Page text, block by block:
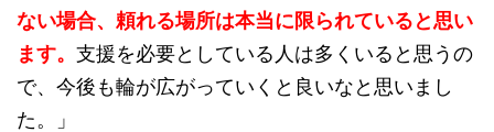
ない場合、頼れる場所は本当に限られていると思い
ます。 支援を必要としている人は多くいると思うの
で、今後も輪が広がっていくと良いなと思いまし
た。」